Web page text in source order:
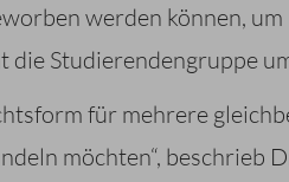
werden können,
Studierendengruppe
für mehrere
möchten“, beschrieb